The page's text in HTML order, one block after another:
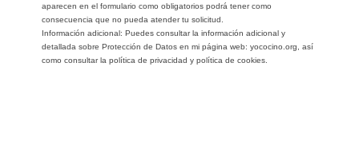
aparecen en el formulario como obligatorios podrá tener como
consecuencia que no pueda atender tu solicitud.
Información adicional: Puedes consultar la información adicional y
detallada sobre Protección de Datos en mi página web: yococino.org, así
como consultar la política de privacidad y política de cookies.